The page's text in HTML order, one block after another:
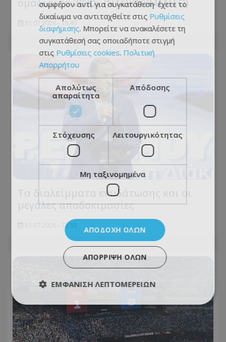
ομάδων το 2030» (ΝΤΟΚΟΥΜΕΝΤΟ)
31.07.2026 - 15:40
Τα διαλείμματα ενυδάτωσης και οι
μεγάλες αποδοκιμασίες
31.07.2026 - 13:55
συμφέρον αντί για συγκατάθεση· έχετε το
δικαίωμα να αντιταχθείτε στις Ρυθμίσεις
διαφήμισης. Μπορείτε να ανακαλέσετε τη
συγκατάθεσή σας οποιαδήποτε στιγμή
στις Ρυθμίσεις cookies. Πολιτική
Απορρήτου
Απολύτως
απαραίτητα
Απόδοσης
Στόχευσης Λειτουργικότητας
Μη ταξινομημένα
ΑΠΟΔΟΧΉ ΌΛΩΝ
ΑΠΌΡΡΙΨΗ ΌΛΩΝ
ΕΜΦΆΝΙΣΗ ΛΕΠΤΟΜΕΡΕΙΏΝ